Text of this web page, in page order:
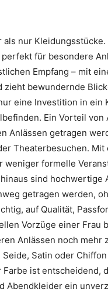
nur
für besondere
Empfang – mit
zieht bewundernde
eine Investition in ein
Ein Vorteil
Anlässen getragen
Theaterbesuchen.
weniger formelle
sind
getragen werden,
auf Qualität,
Vorzüge einer Frau
Anlässen noch mehr
Satin oder
ist entscheidend,
Abendkleider ein